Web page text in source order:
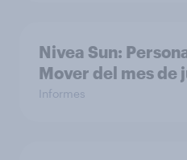
Nivea Sun:
Mover del mes de
Informes